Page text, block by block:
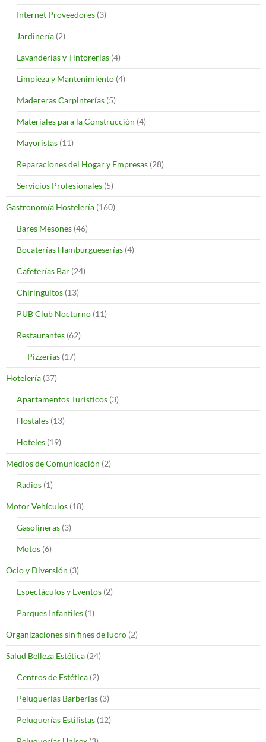
Internet Proveedores (3)
Jardinería (2)
Lavanderías y Tintorerías (4)
Limpieza y Mantenimiento (4)
Madereras Carpinterías (5)
Materiales para la Construcción (4)
Mayoristas (11)
Reparaciones del Hogar y Empresas (28)
Servicios Profesionales (5)
Gastronomía Hostelería (160)
Bares Mesones (46)
Bocaterías Hamburgueserías (4)
Cafeterías Bar (24)
Chiringuitos (13)
PUB Club Nocturno (11)
Restaurantes (62)
Pizzerías (17)
Hotelería (37)
Apartamentos Turísticos (3)
Hostales (13)
Hoteles (19)
Medios de Comunicación (2)
Radios (1)
Motor Vehículos (18)
Gasolineras (3)
Motos (6)
Ocio y Diversión (3)
Espectáculos y Eventos (2)
Parques Infantiles (1)
Organizaciones sin fines de lucro (2)
Salud Belleza Estética (24)
Centros de Estética (2)
Peluquerías Barberías (3)
Peluquerías Estilistas (12)